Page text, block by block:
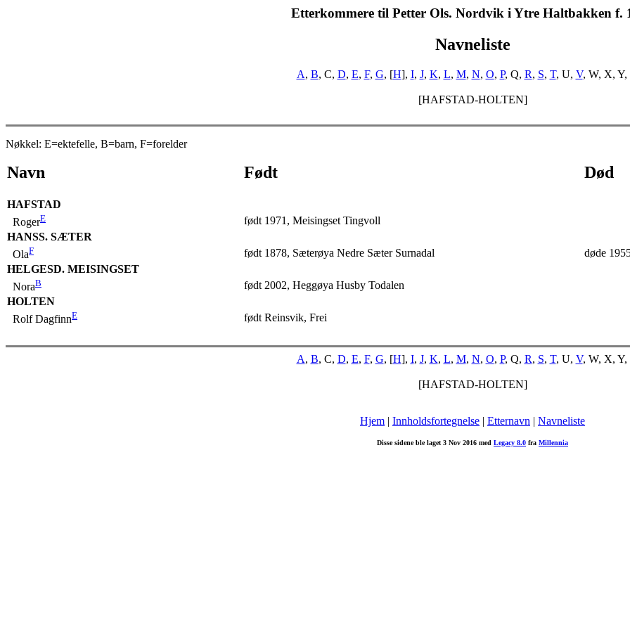
Etterkommere til Petter Ols. Nordvik i Ytre Haltbakken f.
Navneliste
A, B, C, D, E, F, G, [H], I, J, K, L, M, N, O, P, Q, R, S, T, U, V, W, X,
[HAFSTAD-HOLTEN]
Nøkkel: E=ektefelle, B=barn, F=forelder
Navn Født Død
HAFSTAD
RogerE
født 1971, Meisingset Tingvoll
HANSS. SÆTER
OlaF født 1878, Sæterøya Nedre Sæter Surnadal
døde
HELGESD. MEISINGSET
NoraB
født 2002, Heggøya Husby Todalen
HOLTEN
Rolf DagfinnE født Reinsvik, Frei
A, B, C, D, E, F, G, [H], I, J, K, L, M, N, O, P, Q, R, S, T, U, V, W, X,
[HAFSTAD-HOLTEN]
Hjem | Innholdsfortegnelse | Etternavn | Navneliste
Disse sidene ble laget 3 Nov 2016 med Legacy 8.0 fra Millennia